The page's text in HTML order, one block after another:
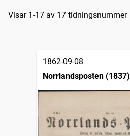
Sökresultat
Visar 1-17 av 17 tidningsnummer
1862-09-08
Norrlandsposten (1837)